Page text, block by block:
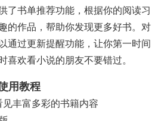
了书单推荐功能，根据你的阅读习
的作品，帮助你发现更多好书。对
通过更新提醒功能，让你第一时间
喜欢看小说的朋友不要错过。
用教程
丰富多彩的书籍内容